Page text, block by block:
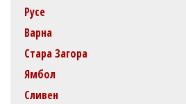
Русе
Варна
Стара Загора
Ямбол
Сливен